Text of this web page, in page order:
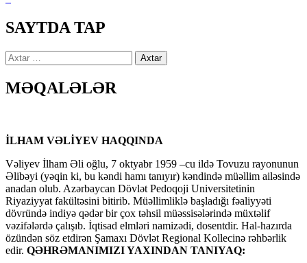
SAYTDA TAP
Axtarış:
MƏQALƏLƏR
İLHAM VƏLİYEV HAQQINDA
Vəliyev İlham Əli oğlu, 7 oktyabr 1959 –cu ildə Tovuzu rayonunun
Əlibəyi (yəqin ki, bu kəndi hamı tanıyır) kəndində müəllim ailəsində
anadan olub. Azərbaycan Dövlət Pedoqoji Universitetinin
Riyaziyyat fakültəsini bitirib. Müəllimliklə başladığı fəaliyyəti
dövründə indiyə qədər bir çox təhsil müəssisələrində müxtəlif
vəzifələrdə çalışıb. İqtisad elmləri namizədi, dosentdir. Hal-hazırda
özündən söz etdirən Şamaxı Dövlət Regional Kollecinə rəhbərlik
edir. QƏHRƏMANIMIZI YAXINDAN TANIYAQ: